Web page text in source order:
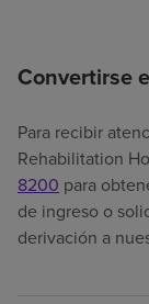
Convertirse
Para recibir
Rehabilitation
8200 para
de ingreso o
derivación a